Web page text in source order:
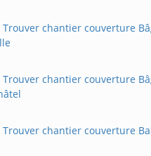
Trouver chantier couverture
Trouver chantier couverture
Trouver chantier couverture